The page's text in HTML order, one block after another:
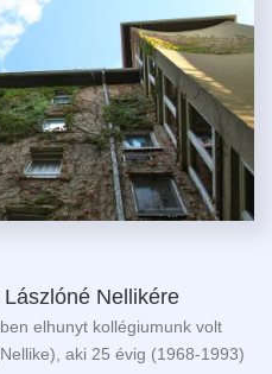
Nellikére
elhunyt kollégiumunk volt
aki 25 évig (1968-1993)